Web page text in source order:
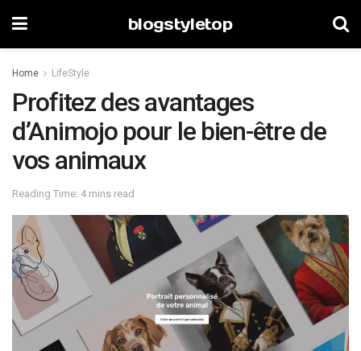
blogstyletop
Home LifeStyle
Profitez des avantages
d’Animojo pour le bien-être de
vos animaux
Reading Time: 4 mins read